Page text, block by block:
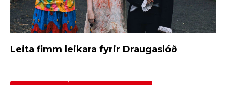
Leita fimm leikara fyrir Draugaslóð